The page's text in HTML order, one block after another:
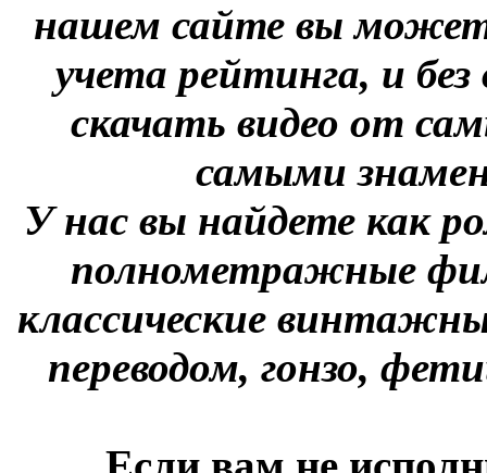
нашем сайте вы
учета рейтинга, и
скачать видео от
самыми
У нас вы найдете как
полнометражные
классические
переводом, гонзо,